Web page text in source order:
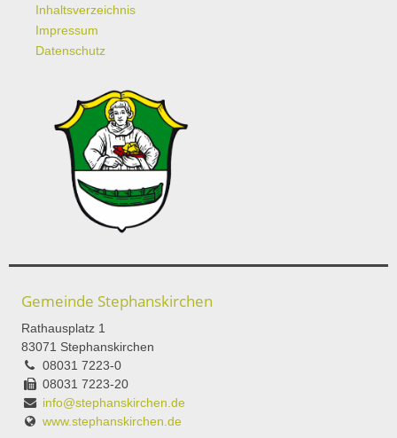
Inhaltsverzeichnis
Impressum
Datenschutz
Gemeinde Stephanskirchen
Rathausplatz 1
83071 Stephanskirchen
08031 7223-0
08031 7223-20
info@stephanskirchen.de
www.stephanskirchen.de